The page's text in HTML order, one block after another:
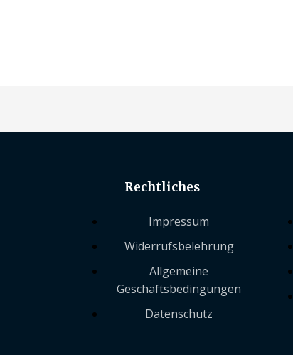
Rechtliches
Impressum
Widerrufsbelehrung
Allgemeine
Geschäftsbedingungen
Datenschutz